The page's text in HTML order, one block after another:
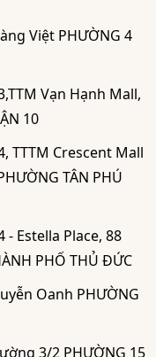
Việt PHƯỜNG 4
Vạn Hạnh Mall,
10
TTTM Crescent Mall
TÂN PHÚ
- Estella Place, 88
PHỐ THỦ ĐỨC
Oanh PHƯỜNG
3/2 PHƯỜNG 15